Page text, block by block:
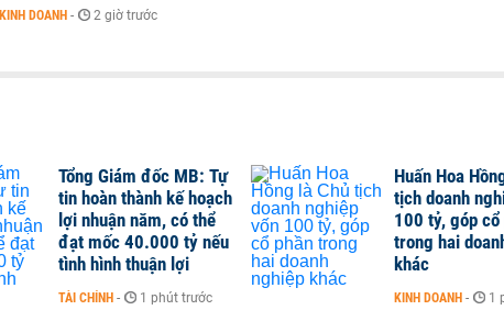
KINH DOANH - 2 giờ trước
Tổng Giám đốc MB: Tự
tin hoàn thành kế hoạch
lợi nhuận năm, có thể
đạt mốc 40.000 tỷ nếu
tình hình thuận lợi
TÀI CHÍNH - 1 phút trước
Huấn Hoa
tịch doanh
100 tỷ, góp cổ
trong hai
khác
KINH DOANH - 1